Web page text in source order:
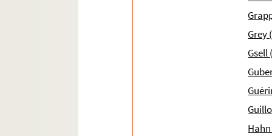
Ms 1992 (IV) (1858). Correspondance de la
Ms 1993 (1859). Lettres adressées à Charles
Ms 1994 (1860). Correspondance reçue par
Ms 1995 (1861). Pièces du procès opposant
Ms 1996 (1862). Papiers concernant divers
Ms 1997 (1863). Papiers concernant les
Ms 1998 (1864). Catalogues et listes de
Grey
Gsell